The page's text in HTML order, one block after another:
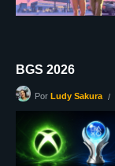
BGS 2026
Por Ludy Sakura